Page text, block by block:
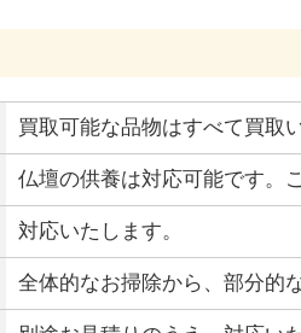
買取可能な品物はすべて買取
仏壇の供養は対応可能です。
対応いたします。
全体的なお掃除から、部分的